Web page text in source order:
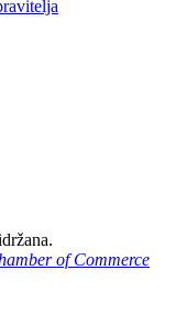
of Commerce